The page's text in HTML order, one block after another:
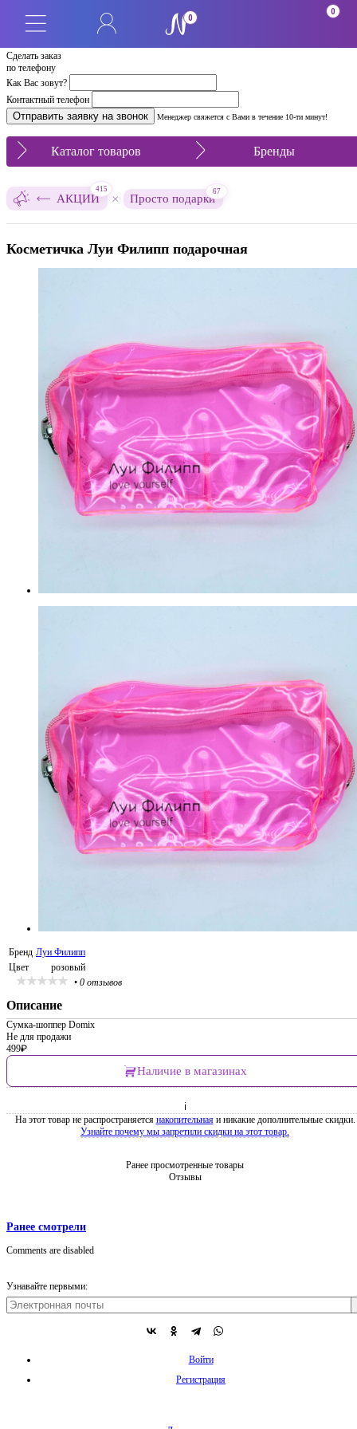
Сделать заказ
по телефону
Как Вас зовут?
Контактный телефон
Менеджер свяжется с Вами в течение 10-ти минут!
0
0
Каталог товаров Бренды
АКЦИИ
415
× Просто подарки
67
Косметичка Луи Филипп подарочная
Бренд Луи Филипп
Цвет
розовый
• 0 отзывов
Описание
Сумка-шоппер Domix
Не для продажи
499₽
Наличие в магазинах
ℹ
На этот товар не распространяется накопительнаяи никакие дополнительные скидки.
Узнайте почему мы запретили скидки на этот товар.
Ранее просмотренные товары
Отзывы
Ранее смотрели
Comments are disabled
Узнавайте первыми:
Войти
Регистрация